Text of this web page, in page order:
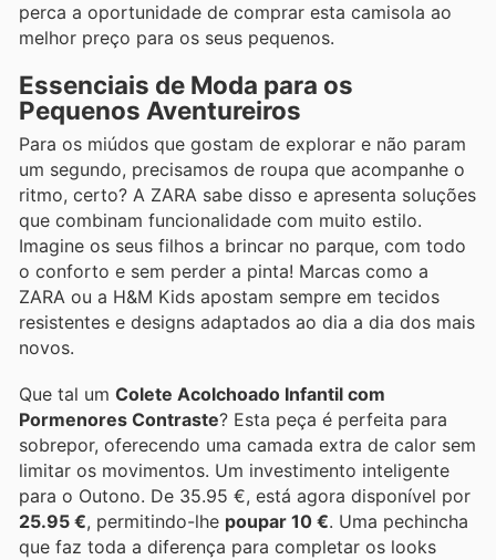
perca a oportunidade de comprar esta camisola ao
melhor preço para os seus pequenos.
Essenciais de Moda para os
Pequenos Aventureiros
Para os miúdos que gostam de explorar e não param
um segundo, precisamos de roupa que acompanhe o
ritmo, certo? A ZARA sabe disso e apresenta soluções
que combinam funcionalidade com muito estilo.
Imagine os seus filhos a brincar no parque, com todo
o conforto e sem perder a pinta! Marcas como a
ZARA ou a H&M Kids apostam sempre em tecidos
resistentes e designs adaptados ao dia a dia dos mais
novos.
Que tal um Colete Acolchoado Infantil com
Pormenores Contraste? Esta peça é perfeita para
sobrepor, oferecendo uma camada extra de calor sem
limitar os movimentos. Um investimento inteligente
para o Outono. De 35.95 €, está agora disponível por
25.95 €, permitindo-lhe poupar 10 €. Uma pechincha
que faz toda a diferença para completar os looks